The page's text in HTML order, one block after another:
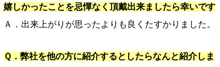
嬉しかったことを忌憚なく頂戴出来ましたら幸いです
Ａ．出来上がりが思ったよりも良くたすかりました。
Ｑ．弊社を他の方に紹介するとしたらなんと紹介しま